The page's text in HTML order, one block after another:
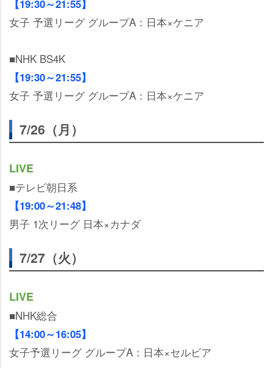
【19:30～21:55】
女子 予選リーグ グループA：日本×ケニア
■NHK BS4K
【19:30～21:55】
女子 予選リーグ グループA：日本×ケニア
7/26（月）
LIVE
■テレビ朝日系
【19:00～21:48】
男子 1次リーグ 日本×カナダ
7/27（火）
LIVE
■NHK総合
【14:00～16:05】
女子予選リーグ グループA：日本×セルビア